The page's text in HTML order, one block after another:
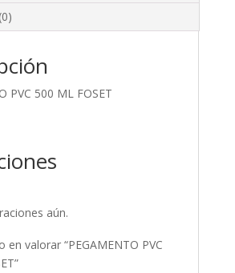
PVC 500 ML FOSET
aún.
en valorar “PEGAMENTO PVC